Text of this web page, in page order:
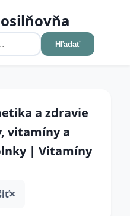
Hľadať
a zdravie
vitamíny a
| Vitamíny